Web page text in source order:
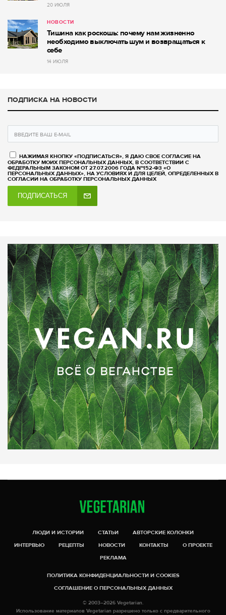
20 ИЮЛЯ
НОВОСТИ
Тишина как роскошь: почему нам жизненно
необходимо выключать шум и возвращаться к
себе
14 ИЮЛЯ
ПОДПИСКА НА НОВОСТИ
НАЖИМАЯ КНОПКУ «ПОДПИСАТЬСЯ», Я ДАЮ СВОЕ СОГЛАСИЕ НА
ОБРАБОТКУ МОИХ ПЕРСОНАЛЬНЫХ ДАННЫХ, В СООТВЕТСТВИИ С
ФЕДЕРАЛЬНЫМ ЗАКОНОМ ОТ 27.07.2006 ГОДА №152-ФЗ «О
ПЕРСОНАЛЬНЫХ ДАННЫХ», НА УСЛОВИЯХ И ДЛЯ ЦЕЛЕЙ, ОПРЕДЕЛЕННЫХ В
СОГЛАСИИ НА ОБРАБОТКУ ПЕРСОНАЛЬНЫХ ДАННЫХ
ПОДПИСАТЬСЯ
ЛЮДИ И ИСТОРИИ СТАТЬИ
АВТОРСКИЕ КОЛОНКИ
ИНТЕРВЬЮ
РЕЦЕПТЫ НОВОСТИ КОНТАКТЫ
О ПРОЕКТЕ
РЕКЛАМА
ПОЛИТИКА КОНФИДЕНЦИАЛЬНОСТИ И COOKIES
СОГЛАШЕНИЕ О ПЕРСОНАЛЬНЫХ ДАННЫХ
© 2003–2026 Vegetarian.
Использование материалов Vegetarian разрешено только с предварительного